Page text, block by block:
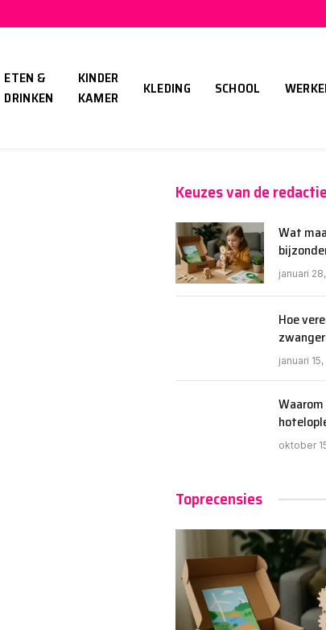
ETEN &
DRINKEN
KINDER
KAMER
KLEDING SCHOOL
Keuzes van de redactie
Wat
januari
Hoe
januari
oktober
Toprecensies